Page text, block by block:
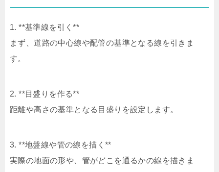
1. **基準線を引く**
まず、道路の中心線や配管の基準となる線を引きま
す。
2. **目盛りを作る**
距離や高さの基準となる目盛りを設定します。
3. **地盤線や管の線を描く**
実際の地面の形や、管がどこを通るかの線を描きま